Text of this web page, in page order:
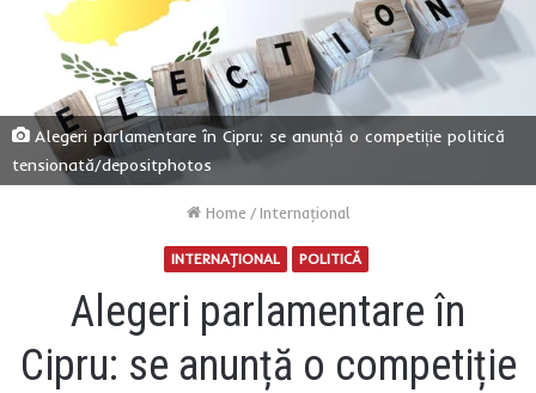
Alegeri parlamentare în Cipru: se anunță o competiție politică
tensionată/depositphotos
Home / Internaţional
INTERNAŢIONAL POLITICĂ
Alegeri parlamentare în
Cipru: se anunță o competiție